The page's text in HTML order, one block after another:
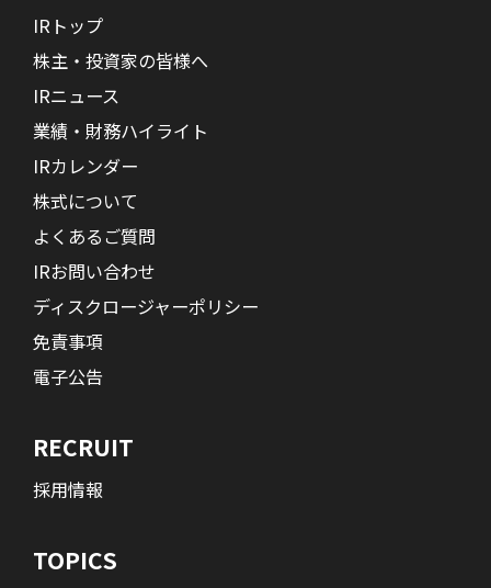
IRトップ
株主・投資家の皆様へ
IRニュース
業績・財務ハイライト
IRカレンダー
株式について
よくあるご質問
IRお問い合わせ
ディスクロージャーポリシー
免責事項
電子公告
RECRUIT
採用情報
TOPICS